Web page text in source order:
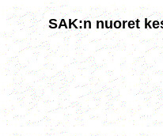
SAK:n nuoret